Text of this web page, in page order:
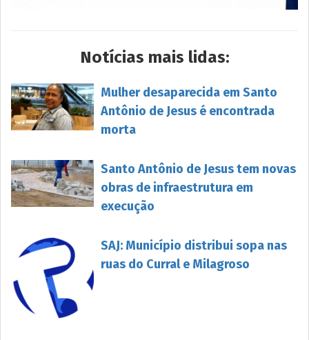
Notícias mais lidas:
Mulher desaparecida em Santo
Antônio de Jesus é encontrada
morta
Santo Antônio de Jesus tem novas
obras de infraestrutura em
execução
SAJ: Município distribui sopa nas
ruas do Curral e Milagroso